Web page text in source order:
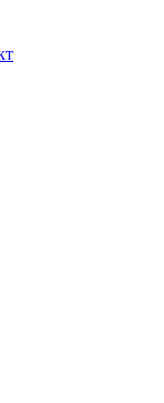
нейтральные